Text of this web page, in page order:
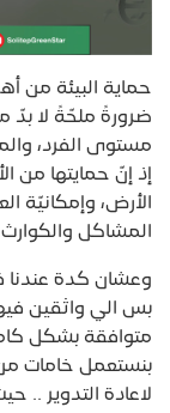
حماية البيئة من
ضرورةً ملحّةً لا بدّ
مستوى الفرد،
إذ إنّ حمايتها من
الأرض، وإمكانيّة
المشاكل والكوارث
وعشان كدة عندنا
متوافقة بشكل
بنستعمل خامات من
لاعادة التدوير ..